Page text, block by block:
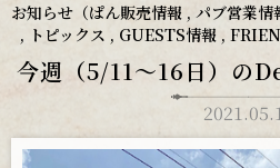
お客様へのご案内
お知らせ
お知らせ（ぱん販売情報 , パブ営業情
, トピックス , GUESTS情報 ,
今週（5/11〜16日）の